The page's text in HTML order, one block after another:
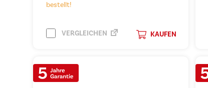
bestellt!
KAUFEN
VERGLEICHEN